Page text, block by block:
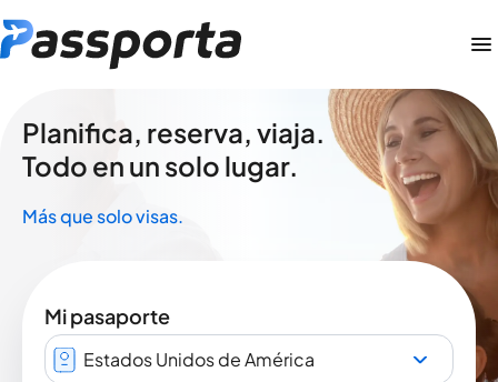
Planifica, reserva, viaja.
Todo en un solo lugar.
Más que solo visas.
Mi pasaporte
Estados Unidos de América